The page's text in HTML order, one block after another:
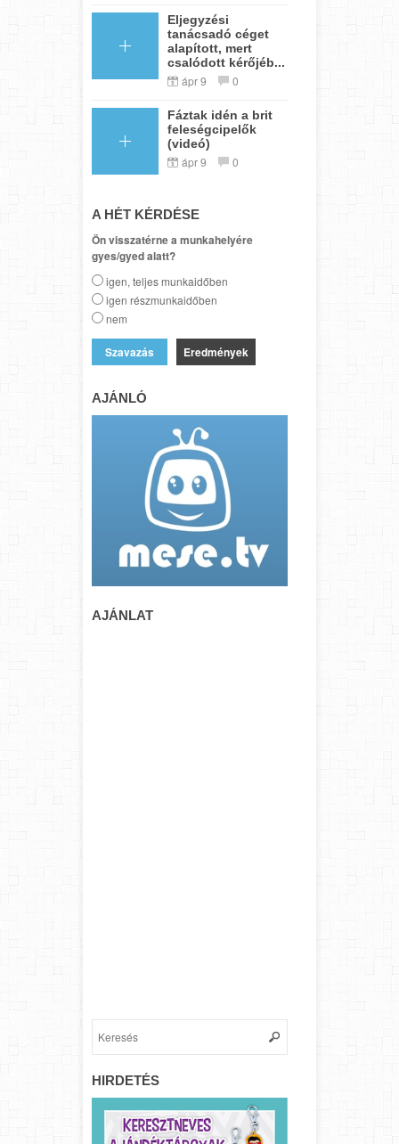
Eljegyzési
tanácsadó céget
alapított, mert
csalódott kérőjéb...
ápr 9 0
Fáztak idén a brit
feleségcipelők
(videó)
ápr 9 0
A HÉT KÉRDÉSE
Ön visszatérne a munkahelyére
gyes/gyed alatt?
igen, teljes munkaidőben
igen részmunkaidőben
nem
Eredmények
AJÁNLÓ
AJÁNLAT
HIRDETÉS